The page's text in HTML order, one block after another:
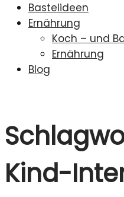
Bastelideen
Ernährung
Koch – und
Ernährung
Blog
Kind-